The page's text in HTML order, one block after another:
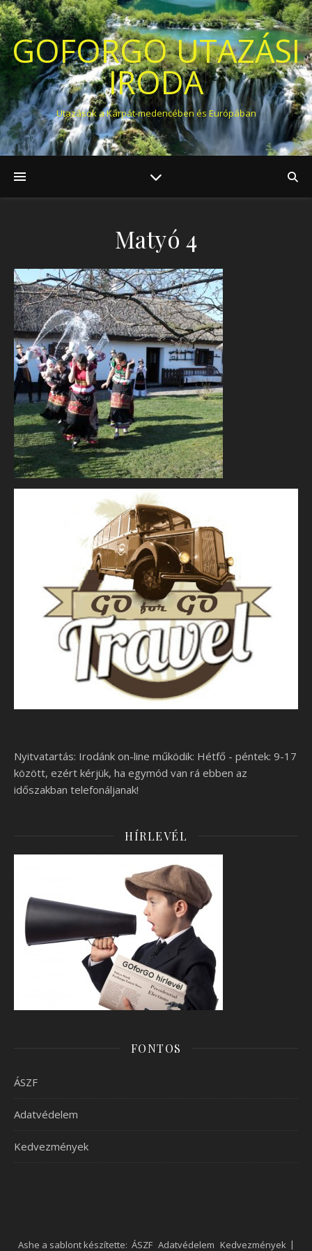
GOFORGO UTAZÁSI
IRODA
Utazások a Kárpát-medencében és Európában
Matyó 4
Nyitvatartás: Irodánk on-line működik: Hétfő - péntek: 9-17
között, ezért kérjük, ha egymód van rá ebben az
időszakban telefonáljanak!
HÍRLEVÉL
FONTOS
ÁSZF
Adatvédelem
Kedvezmények
ÁSZF Adatvédelem Kedvezmények
Ashe a sablont készítette: